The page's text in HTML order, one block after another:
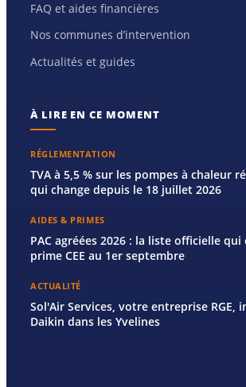
FAQ et aides financières
Nos communes d’intervention
Actualités et guides
À LIRE EN CE MOMENT
RÉGLEMENTATION
TVA à 5,5 % sur les pompes à chaleur
qui change depuis le 18 juillet 2026
AIDES & PRIMES
PAC agréées 2026 : la liste officielle
prime CEE au 1er septembre
ACTUALITÉ
Sol'Air Services, votre entreprise RGE,
Daikin dans les Yvelines